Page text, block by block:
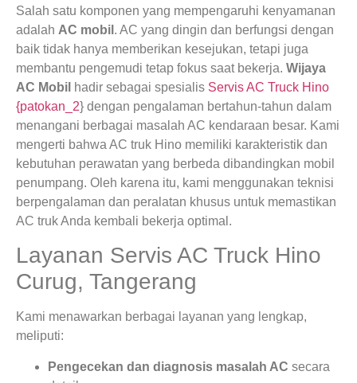
Salah satu komponen yang mempengaruhi kenyamanan
adalah AC mobil . AC yang dingin dan berfungsi dengan
baik tidak hanya memberikan kesejukan, tetapi juga
membantu pengemudi tetap fokus saat bekerja. Wijaya
AC Mobil hadir sebagai spesialis Servis AC Truck Hino
{patokan_2} dengan pengalaman bertahun-tahun dalam
menangani berbagai masalah AC kendaraan besar. Kami
mengerti bahwa AC truk Hino memiliki karakteristik dan
kebutuhan perawatan yang berbeda dibandingkan mobil
penumpang. Oleh karena itu, kami menggunakan teknisi
berpengalaman dan peralatan khusus untuk memastikan
AC truk Anda kembali bekerja optimal.
Layanan Servis AC Truck Hino
Curug, Tangerang
Kami menawarkan berbagai layanan yang lengkap,
meliputi:
Pengecekan dan diagnosis masalah AC secara